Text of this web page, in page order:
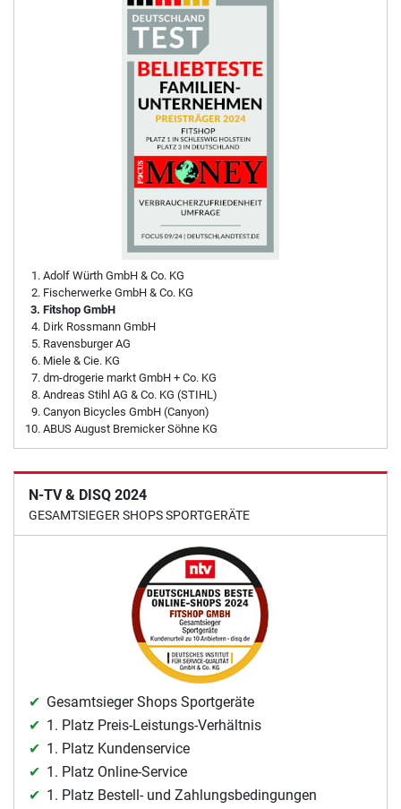
Adolf Würth GmbH & Co. KG
Fischerwerke GmbH & Co. KG
Fitshop GmbH
Dirk Rossmann GmbH
Ravensburger AG
Miele & Cie. KG
dm-drogerie markt GmbH + Co. KG
Andreas Stihl AG & Co. KG (STIHL)
Canyon Bicycles GmbH (Canyon)
ABUS August Bremicker Söhne KG
N-TV & DISQ 2024
GESAMTSIEGER SHOPS SPORTGERÄTE
Gesamtsieger Shops Sportgeräte
1. Platz Preis-Leistungs-Verhältnis
1. Platz Kundenservice
1. Platz Online-Service
1. Platz Bestell- und Zahlungsbedingungen